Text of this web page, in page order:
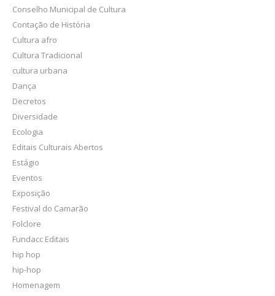
Conselho Municipal de Cultura
Contação de História
Cultura afro
Cultura Tradicional
cultura urbana
Dança
Decretos
Diversidade
Ecologia
Editais Culturais Abertos
Estágio
Eventos
Exposição
Festival do Camarão
Folclore
Fundacc Editais
hip hop
hip-hop
Homenagem